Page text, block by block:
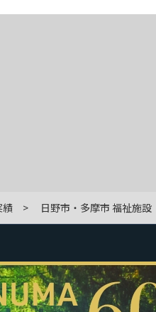
績 日野市・多摩市 福祉施設